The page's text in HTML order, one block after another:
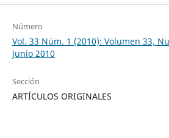
Número
Vol. 33 Núm. 1 (2010): Volumen 33,
Junio 2010
Sección
ARTÍCULOS ORIGINALES